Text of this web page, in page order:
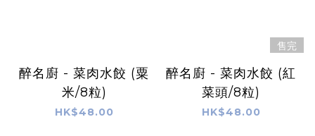
醉名廚 - 菜肉水餃 (粟
米/8粒)
HK$48.00
售完
醉名廚 - 菜肉水餃 (紅
菜頭/8粒)
HK$48.00